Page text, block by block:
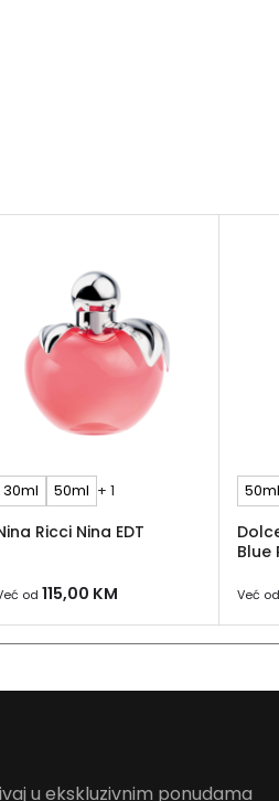
30ml 50ml + 1
Ricci Nina EDT
od 115,00 KM
50ml
Blue
Već od
u ekskluzivnim ponudama